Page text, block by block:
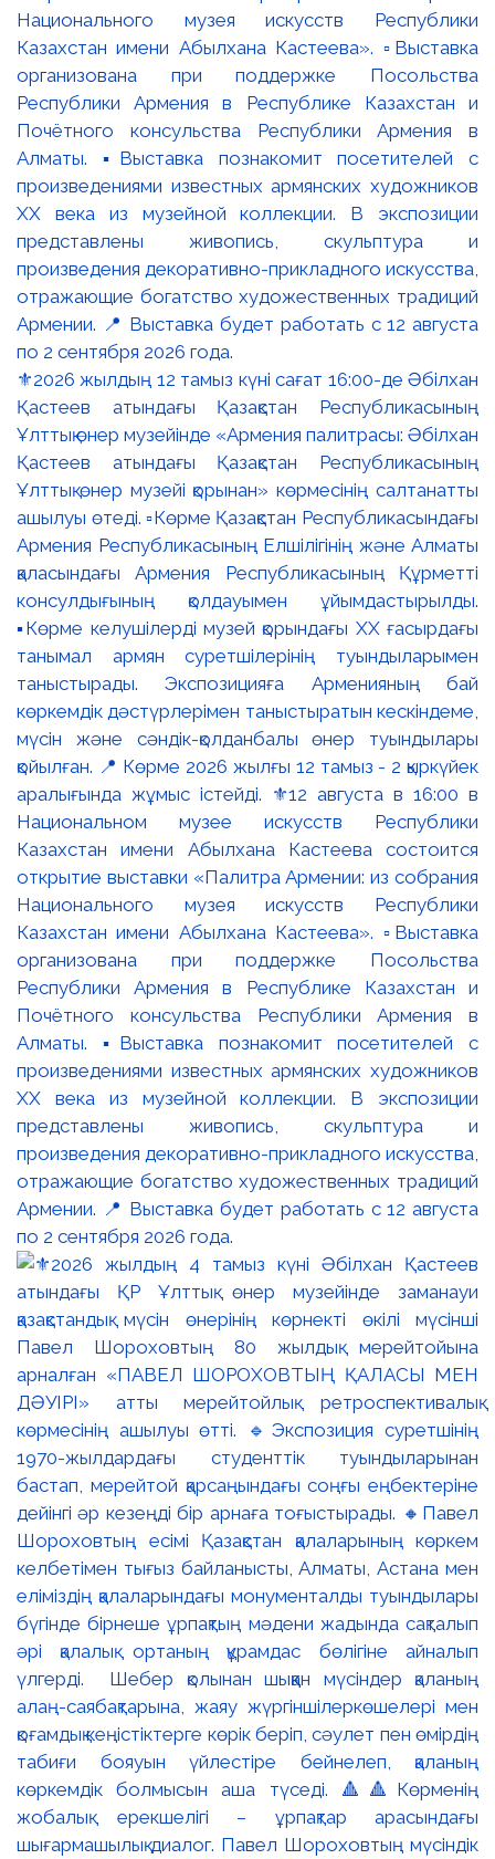
⚜️2026 жылдың 12 тамыз күні сағат 16:00-де Әбілхан
Қастеев атындағы Қазақстан Республикасының
Ұлттық өнер музейінде «Армения палитрасы: Әбілхан
Қастеев атындағы Қазақстан Республикасының
Ұлттық өнер музейі қорынан» көрмесінің салтанатты
ашылуы өтеді. ▫️Көрме Қазақстан Республикасындағы
Армения Республикасының Елшілігінің және Алматы
қаласындағы Армения Республикасының Құрметті
консулдығының қолдауымен ұйымдастырылды.
▪️Көрме келушілерді музей қорындағы ХХ ғасырдағы
танымал армян суретшілерінің туындыларымен
таныстырады. Экспозицияға Арменияның бай
көркемдік дәстүрлерімен таныстыратын кескіндеме,
мүсін және сәндік-қолданбалы өнер туындылары
қойылған. 📍 Көрме 2026 жылғы 12 тамыз - 2 қыркүйек
аралығында жұмыс істейді. ⚜️12 августа в 16:00 в
Национальном музее искусств Республики
Казахстан имени Абылхана Кастеева состоится
открытие выставки «Палитра Армении: из собрания
Национального музея искусств Республики
Казахстан имени Абылхана Кастеева». ▫️Выставка
организована при поддержке Посольства
Республики Армения в Республике Казахстан и
Почётного консульства Республики Армения в
Алматы. ▪️Выставка познакомит посетителей с
произведениями известных армянских художников
XX века из музейной коллекции. В экспозиции
представлены живопись, скульптура и
произведения декоративно-прикладного искусства,
отражающие богатство художественных традиций
Армении. 📍 Выставка будет работать с 12 августа
по 2 сентября 2026 года.